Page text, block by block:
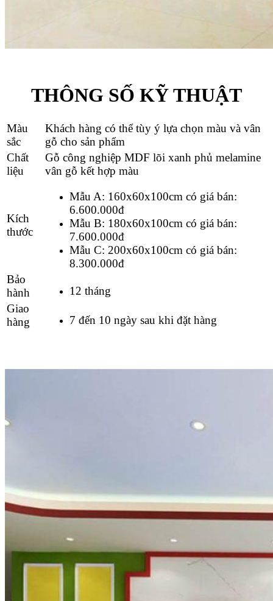
THÔNG SỐ KỸ THUẬT
Màu
sắc
Khách hàng có thể tùy ý lựa chọn màu và vân
gỗ cho sản phẩm
Chất
liệu
Gỗ công nghiệp MDF lõi xanh phủ melamine
vân gỗ kết hợp màu
Kích
thước
Mẫu A: 160x60x100cm có giá bán:
6.600.000đ
Mẫu B: 180x60x100cm có giá bán:
7.600.000đ
Mẫu C: 200x60x100cm có giá bán:
8.300.000đ
Bảo
hành
12 tháng
Giao
hàng
7 đến 10 ngày sau khi đặt hàng